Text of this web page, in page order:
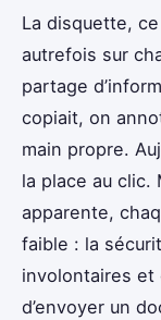
La disquette,
autrefois sur
partage
copiait, on
main propre.
la place au
apparente,
faible : la
involontaires et
d’envoyer un